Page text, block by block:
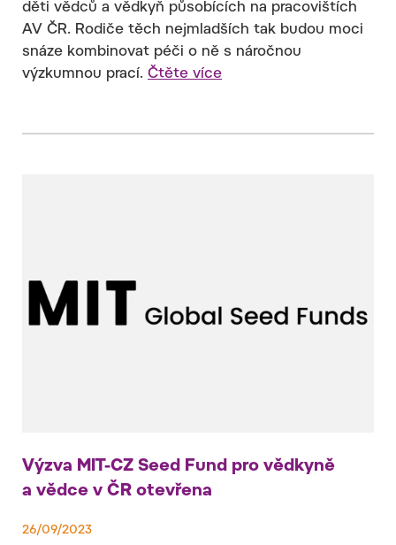
děti vědců a vědkyň působících na pracovištích
AV ČR. Rodiče těch nejmladších tak budou moci
snáze kombinovat péči o ně s náročnou
výzkumnou prací. Čtěte více
Výzva MIT-CZ Seed Fund pro vědkyně
a vědce v ČR otevřena
26/09/2023